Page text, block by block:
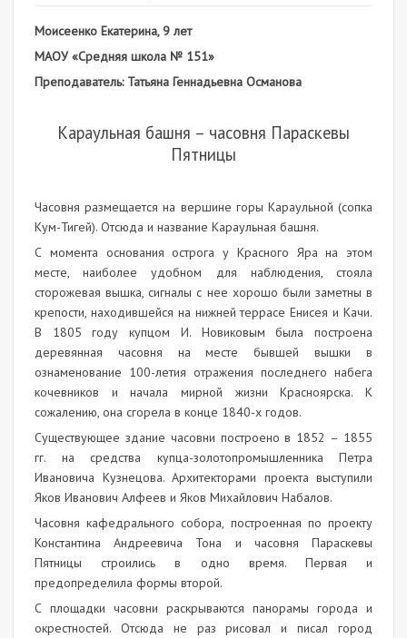
Моисеенко Екатерина, 9 лет
МАОУ «Средняя школа № 151»
Преподаватель: Татьяна Геннадьевна Османова
Караульная башня – часовня Параскевы
Пятницы
Часовня размещается на вершине горы Караульной (сопка
Кум-Тигей). Отсюда и название Караульная башня.
С момента основания острога у Красного Яра на этом
месте, наиболее удобном для наблюдения, стояла
сторожевая вышка, сигналы с нее хорошо были заметны в
крепости, находившейся на нижней террасе Енисея и Качи.
В 1805 году купцом И. Новиковым была построена
деревянная часовня на месте бывшей вышки в
ознаменование 100-летия отражения последнего набега
кочевников и начала мирной жизни Красноярска. К
сожалению, она сгорела в конце 1840-х годов.
Существующее здание часовни построено в 1852 – 1855
гг. на средства купца-золотопромышленника Петра
Ивановича Кузнецова. Архитекторами проекта выступили
Яков Иванович Алфеев и Яков Михайлович Набалов.
Часовня кафедрального собора, построенная по проекту
Константина Андреевича Тона и часовня Параскевы
Пятницы строились в одно время. Первая и
предопределила формы второй.
С площадки часовни раскрываются панорамы города и
окрестностей. Отсюда не раз рисовал и писал город